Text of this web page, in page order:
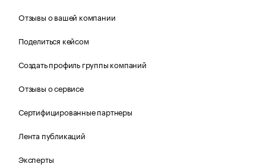
Отзывы о вашей компании
Поделиться кейсом
Создать профиль группы компаний
Отзывы о сервисе
Сертифицированные партнеры
Лента публикаций
Эксперты